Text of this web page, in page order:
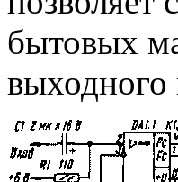
бытовых
выходного